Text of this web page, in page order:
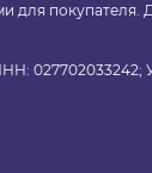
для покупателя.
027702033242;